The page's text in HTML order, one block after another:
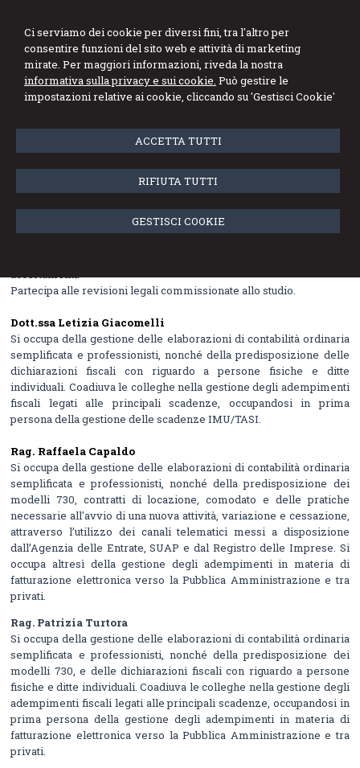
Ci serviamo dei cookie per diversi fini, tra l'altro per
consentire funzioni del sito web e attività di marketing
mirate. Per maggiori informazioni, riveda la nostra
informativa sulla privacy e sui cookie. Può gestire le
impostazioni relative ai cookie, cliccando su 'Gestisci Cookie'
ACCETTA TUTTI
RIFIUTA TUTTI
GESTISCI COOKIE
Menu
Collaboratori
Responsabile della gestione delle elaborazioni contabili e della
predisposizione dei bilanci delle società clienti. Si occupa della
predisposizione delle dichiarazioni fiscali con riguardo a Società
accertamenti.
Partecipa alle revisioni legali commissionate allo studio.
Dott.ssa Letizia Giacomelli
Si occupa della gestione delle elaborazioni di contabilità ordinaria
semplificata e professionisti, nonché della predisposizione delle
dichiarazioni fiscali con riguardo a persone fisiche e ditte
individuali. Coadiuva le colleghe nella gestione degli adempimenti
fiscali legati alle principali scadenze, occupandosi in prima
persona della gestione delle scadenze IMU/TASI.
Rag. Raffaela Capaldo
Si occupa della gestione delle elaborazioni di contabilità ordinaria
semplificata e professionisti, nonché della predisposizione dei
modelli 730, contratti di locazione, comodato e delle pratiche
necessarie all'avvio di una nuova attività, variazione e cessazione,
attraverso l’utilizzo dei canali telematici messi a disposizione
dall’Agenzia delle Entrate, SUAP e dal Registro delle Imprese. Si
occupa altresì della gestione degli adempimenti in materia di
fatturazione elettronica verso la Pubblica Amministrazione e tra
privati.
Rag. Patrizia Turtora
Si occupa della gestione delle elaborazioni di contabilità ordinaria
semplificata e professionisti, nonché della predisposizione dei
modelli 730, e delle dichiarazioni fiscali con riguardo a persone
fisiche e ditte individuali. Coadiuva le colleghe nella gestione degli
adempimenti fiscali legati alle principali scadenze, occupandosi in
prima persona della gestione degli adempimenti in materia di
fatturazione elettronica verso la Pubblica Amministrazione e tra
privati.